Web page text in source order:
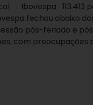
→ Ibovespa 113.413
fechou abaixo
pós-feriado e
com preocupações